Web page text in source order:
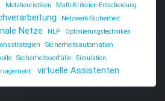
Metaheuristiken Multi-Kriterien-Entscheidung.
Netzwerk-Sicherheit
Netze NLP
Optimierungstechniken
Sicherheitsautomation
Sicherheitsvorfälle
Simulation
virtuelle Assistenten